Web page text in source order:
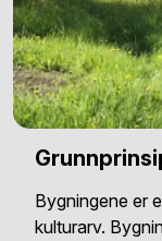
Bygningene er
kulturarv.